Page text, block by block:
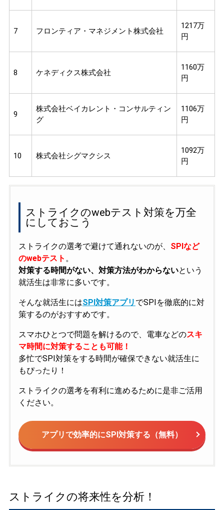
7 フロンティア・マネジメント株式会社
1217万
円
8 ケネディクス株式会社
1160万
円
9
株式会社ベイカレント・コンサルティン
グ
1106万
円
10 株式会社シグマクシス
1092万
円
ストライクのwebテスト対策を万全
にしておこう
ストライクの選考で避けて通れないのが、 SPIなど
のwebテスト 。
対策する時間がない、対策方法がわからないという
就活生は非常に多いです。
そんな就活生にはSPI対策アプリ でSPIを徹底的に対
策するのがおすすめです。
スマホひとつで問題を解けるので、電車などのスキ
マ時間に対策することも可能！
多忙でSPI対策をする時間が確保できない就活生に
もぴったり！
ストライクの選考を有利に進めるために是非ご活用
ください。
アプリで効率的にSPI対策する（無料）
ストライクの将来性を分析！